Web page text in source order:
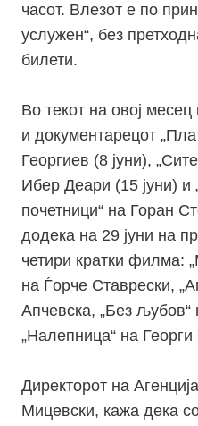
часот. Влезот е по
услужен“, без
билети.
Во текот на овој
и документарецот
Георгиев (8 јуни),
Ибер Деари (15 јуни) и
почетници“ на Горан
додека на 29 јуни на
четири кратки филма:
на Ѓорче Ставрески,
Апчевска, „Без
„Налепница“ на Георги
Директорот на
Мицевски, кажа дека